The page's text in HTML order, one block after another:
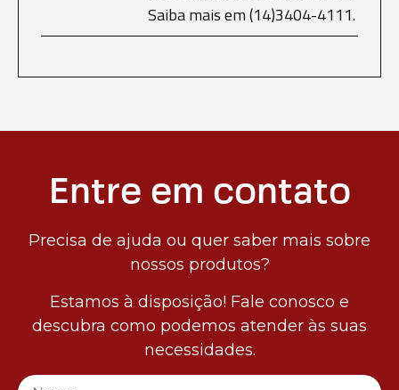
Saiba mais em (14)3404-4111.
Entre em contato
Precisa de ajuda ou quer saber mais sobre
nossos produtos?
Estamos à disposição! Fale conosco e
descubra como podemos atender às suas
necessidades.